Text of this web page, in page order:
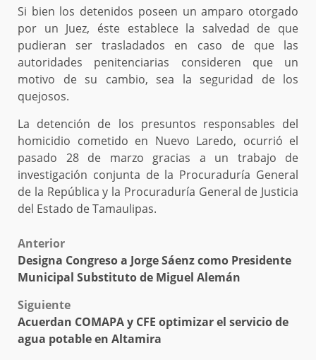
Si bien los detenidos poseen un amparo otorgado
por un Juez, éste establece la salvedad de que
pudieran ser trasladados en caso de que las
autoridades penitenciarias consideren que un
motivo de su cambio, sea la seguridad de los
quejosos.
La detención de los presuntos responsables del
homicidio cometido en Nuevo Laredo, ocurrió el
pasado 28 de marzo gracias a un trabajo de
investigación conjunta de la Procuraduría General
de la República y la Procuraduría General de Justicia
del Estado de Tamaulipas.
Post
navigation
Anterior
Designa Congreso a Jorge Sáenz como Presidente
Municipal Substituto de Miguel Alemán
Siguiente
Acuerdan COMAPA y CFE optimizar el servicio de
agua potable en Altamira